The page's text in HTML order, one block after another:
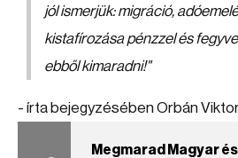
jól ismerjük: migráció,
kistafírozása pénzzel és
ebből kimaradni!"
- írta bejegyzésében Orbán
Megmarad Magyar